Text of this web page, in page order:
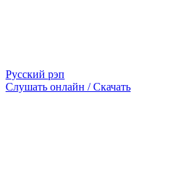
Русский рэп
Слушать онлайн / Скачать